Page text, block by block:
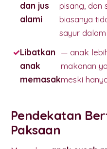
dan jus
alami
pisang, dan
biasanya
sayur
Libatkan
anak
memasak
— anak
makanan
meski
Pendekatan
Paksaan